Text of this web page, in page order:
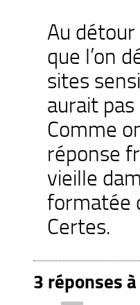
Au
que l’on
sites
aurait
Comme
réponse
vieille
formatée
Certes.
3 réponses